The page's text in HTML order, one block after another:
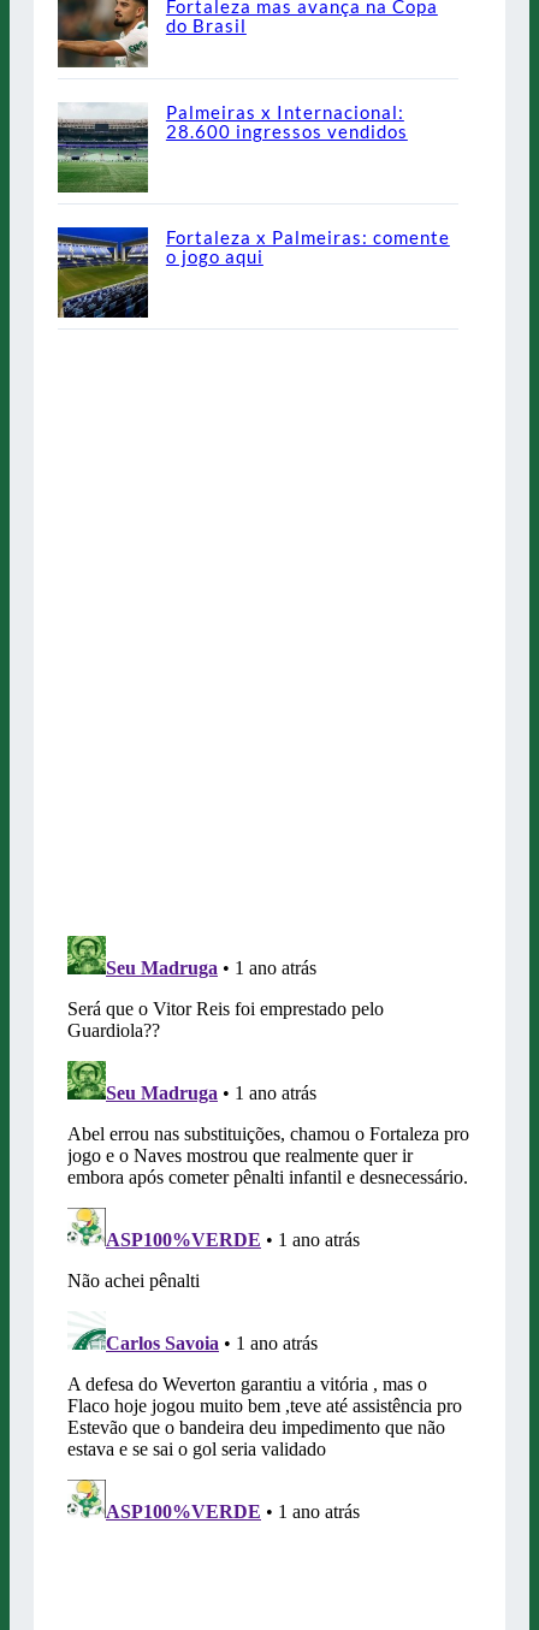
Fortaleza mas avança na Copa
do Brasil
Palmeiras x Internacional:
28.600 ingressos vendidos
Fortaleza x Palmeiras: comente
o jogo aqui